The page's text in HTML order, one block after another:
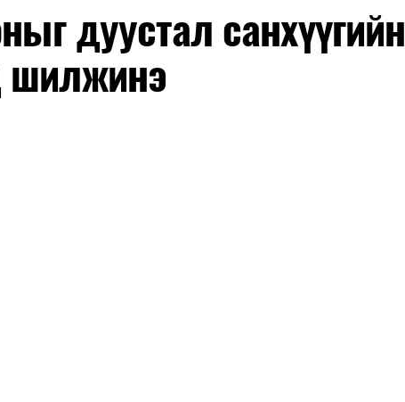
дуустал санхүүгийн
шилжинэ